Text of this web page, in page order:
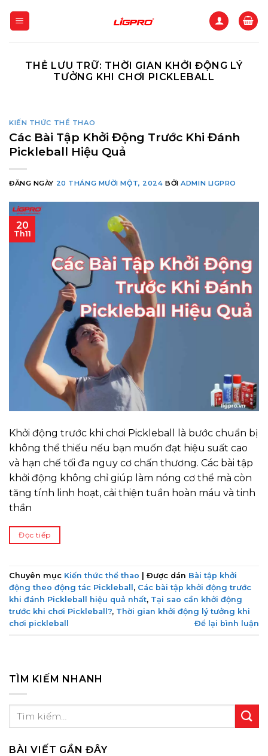
qua
THẺ LƯU TRỮ: THỜI GIAN KHỞI ĐỘNG LÝ
TƯỞNG KHI CHƠI PICKLEBALL
KIẾN THỨC THỂ THAO
Các Bài Tập Khởi Động Trước Khi Đánh
Pickleball Hiệu Quả
ĐĂNG NGÀY 20 THÁNG MƯỜI MỘT, 2024 BỞIADMIN LIGPRO
20
Th11
Khởi động trước khi chơi Pickleball là bước chuẩn bị
không thể thiếu nếu bạn muốn đạt hiệu suất cao
và hạn chế tối đa nguy cơ chấn thương. Các bài tập
khởi động không chỉ giúp làm nóng cơ thể mà còn
tăng tính linh hoạt, cải thiện tuần hoàn máu và tinh
thần
Đọc tiếp
Chuyên mục Kiến thức thể thao Được dán Bài tập khởi
động theo động tác Pickleball , Các bài tập khởi động trước
khi đánh Pickleball hiệu quả nhất, Tại sao cần khởi động
trước khi chơi Pickleball?, Thời gian khởi động lý tưởng khi
chơi pickleball
Để lại bình luận
TÌM KIẾM NHANH
BÀI VIẾT GẦN ĐÂY